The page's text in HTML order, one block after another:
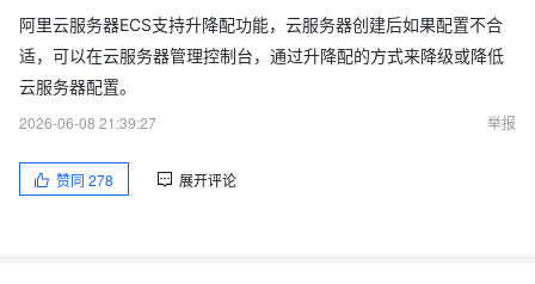
阿里云服务器ECS支持升降配功能，云服务器创建后如果配置不合
适，可以在云服务器管理控制台，通过升降配的方式来降级或降低
云服务器配置。
2026-06-08 21:39:27
举报
赞同 278 展开评论